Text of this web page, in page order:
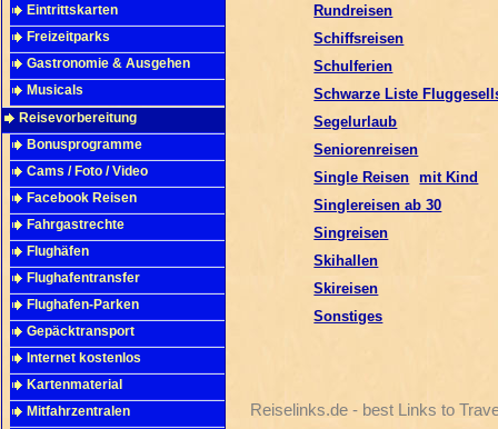
Eintrittskarten
Freizeitparks
Gastronomie & Ausgehen
Musicals
Reisevorbereitung
Bonusprogramme
Cams / Foto / Video
Facebook Reisen
Fahrgastrechte
Flughäfen
Flughafentransfer
Flughafen-Parken
Gepäcktransport
Internet kostenlos
Kartenmaterial
Mitfahrzentralen
Rundreisen
Schiffsreisen
Schulferien
Schwarze Liste
Segelurlaub
Seniorenreisen
Single Reisen
mit Kind
Singlereisen ab 30
Singreisen
Skihallen
Skireisen
Sonstiges
Reiselinks.de - best Links to